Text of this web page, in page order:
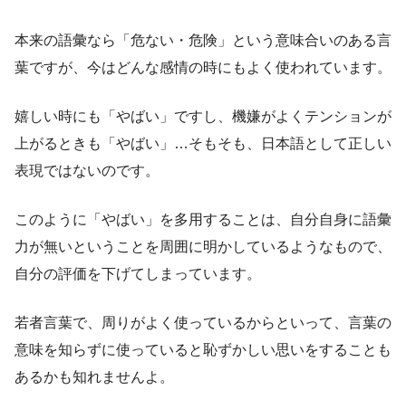
本来の語彙なら「危ない・危険」という意味合いのある言
葉ですが、今はどんな感情の時にもよく使われています。
嬉しい時にも「やばい」ですし、機嫌がよくテンションが
上がるときも「やばい」…そもそも、日本語として正しい
表現ではないのです。
このように「やばい」を多用することは、自分自身に語彙
力が無いということを周囲に明かしているようなもので、
自分の評価を下げてしまっています。
若者言葉で、周りがよく使っているからといって、言葉の
意味を知らずに使っていると恥ずかしい思いをすることも
あるかも知れませんよ。